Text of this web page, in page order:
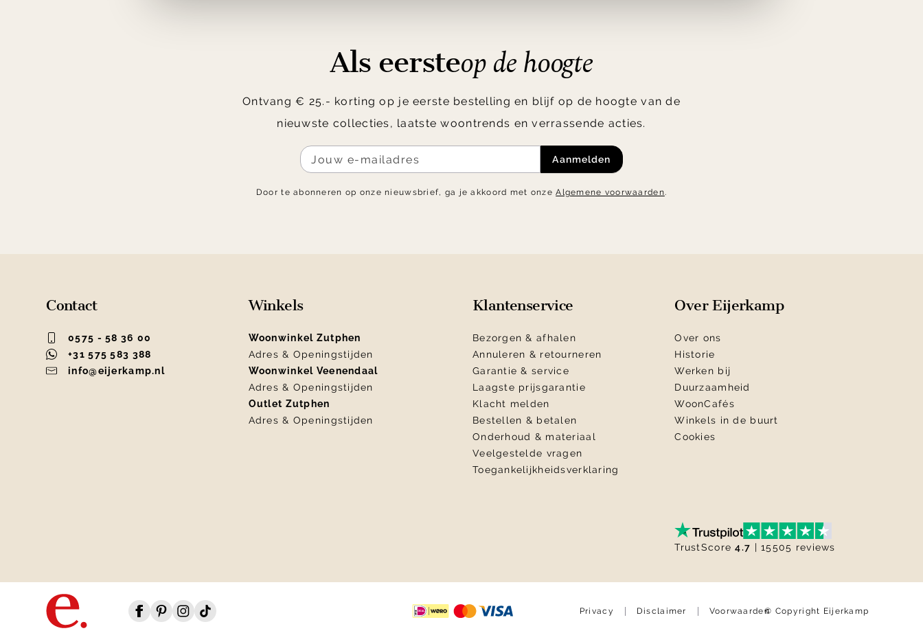
Als eersteop de hoogte
Ontvang € 25.- korting op je eerste bestelling en blijf op de hoogte van de
nieuwste collecties, laatste woontrends en verrassende acties.
Aanmelden
Door te abonneren op onze nieuwsbrief, ga je akkoord met onzeAlgemene voorwaarden.
Contact
0575 - 58 36 00
+31 575 583 388
info@eijerkamp.nl
Winkels
Woonwinkel Zutphen
Adres & Openingstijden
Woonwinkel Veenendaal
Adres & Openingstijden
Outlet Zutphen
Adres & Openingstijden
Klantenservice
Bezorgen & afhalen
Annuleren & retourneren
Garantie & service
Laagste prijsgarantie
Klacht melden
Bestellen & betalen
Onderhoud & materiaal
Veelgestelde vragen
Toegankelijkheidsverklaring
Over Eijerkamp
Over ons
Historie
Werken bij
Duurzaamheid
WoonCafés
Winkels in de buurt
Cookies
TrustScore4.7 | 15505 reviews
Privacy Disclaimer Voorwaarden© Copyright Eijerkamp